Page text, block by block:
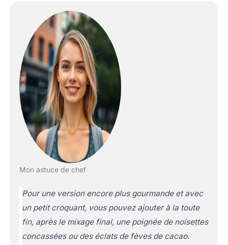
Mon astuce de chef
Pour une version encore plus gourmande et avec
un petit croquant, vous pouvez ajouter à la toute
fin, après le mixage final, une poignée de noisettes
concassées ou des éclats de fèves de cacao.